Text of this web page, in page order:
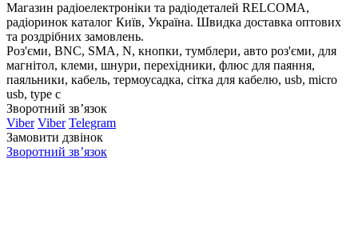
Магазин радіоелектроніки та радіодеталей RELCOMA,
радіоринок каталог Київ, Україна. Швидка доставка оптових
та роздрібних замовлень.
Роз'єми, BNC, SMA, N, кнопки, тумблери, авто роз'єми, для
магнітол, клеми, шнури, перехідники, флюс для паяння,
паяльники, кабель, термоусадка, сітка для кабелю, usb, micro
usb, type c
Зворотний зв’язок
Viber Viber Telegram
Замовити дзвінок
Зворотний зв’язок